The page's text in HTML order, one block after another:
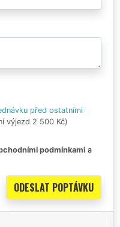
před ostatními
výjezd 2 500 Kč)
podmínkami a